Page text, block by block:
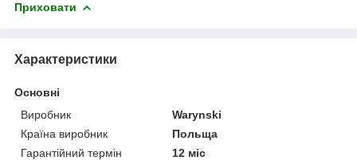
Приховати
Характеристики
Основні
Виробник
Warynski
Країна виробник
Польща
Гарантійний термін
12 міс